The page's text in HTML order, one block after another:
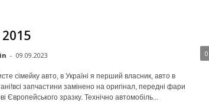
- 09.09.2023 0
сімейку авто, в Україні я перший власник, авто в
запчастини замінено на оригінал, передні фари
Європейського зразку. Технічно автомобіль...